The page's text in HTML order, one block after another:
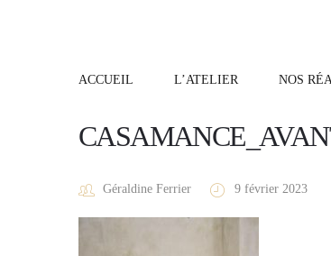
ACCUEIL L’ATELIER NOS
Géraldine Ferrier 9 février 2023